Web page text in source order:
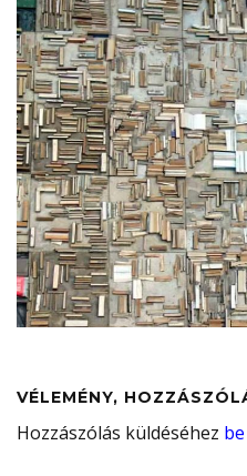
VÉLEMÉNY,
Hozzászólás küldéséhez